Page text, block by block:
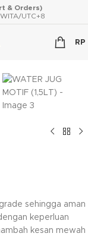
& Orders)
UTC+8
RP
sehingga aman
keperluan
kesan mewah